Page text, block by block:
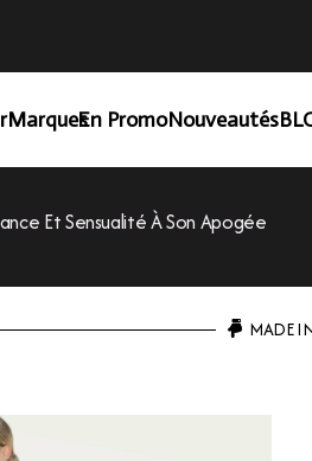
MarquesEn PromoNouveautés
Et Sensualité À Son Apogée
MADE